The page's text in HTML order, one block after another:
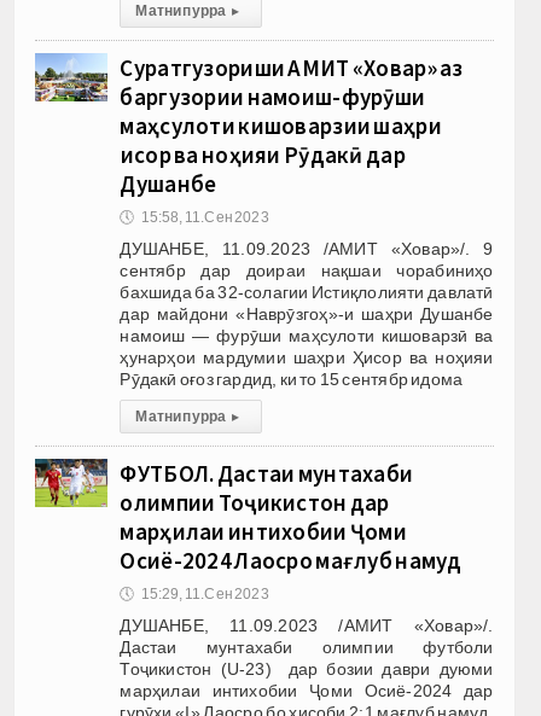
Матни пурра ▸
Суратгузориши АМИТ «Ховар» аз
баргузории намоиш-фурӯши
маҳсулоти кишоварзии шаҳри
Ҳисор ва ноҳияи Рӯдакӣ дар
Душанбе
🕔 15:58, 11.Сен 2023
ДУШАНБЕ, 11.09.2023 /АМИТ «Ховар»/. 9
сентябр дар доираи нақшаи чорабиниҳо
бахшида ба 32-солагии Истиқлолияти давлатӣ
дар майдони «Наврӯзгоҳ»-и шаҳри Душанбе
намоиш — фурӯши маҳсулоти кишоварзӣ ва
ҳунарҳои мардумии шаҳри Ҳисор ва ноҳияи
Рӯдакӣ оғоз гардид, ки то 15 сентябр идома
Матни пурра ▸
ФУТБОЛ. Дастаи мунтахаби
олимпии Тоҷикистон дар
марҳилаи интихобии Ҷоми
Осиё-2024 Лаосро мағлуб намуд
🕔 15:29, 11.Сен 2023
ДУШАНБЕ, 11.09.2023 /АМИТ «Ховар»/.
Дастаи мунтахаби олимпии футболи
Тоҷикистон (U-23) дар бозии даври дуюми
марҳилаи интихобии Ҷоми Осиё-2024 дар